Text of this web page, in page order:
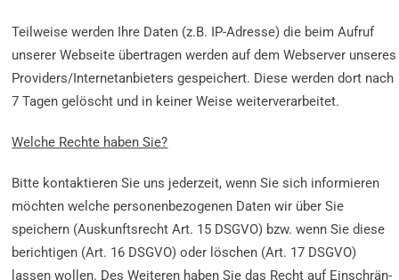
Teilweise werden Ihre Daten (z.B. IP-Adresse) die beim Aufruf
unserer Webseite übertragen werden auf dem Webserver unseres
Providers/Internetanbieters gespeichert. Diese werden dort nach
7 Tagen gelöscht und in keiner Weise weiterverarbeitet.
Welche Rechte haben Sie?
Bitte kon­taktieren Sie uns je­der­zeit, wenn Sie sich informieren
möchten welche per­so­nen­be­zo­genen Daten wir über Sie
speichern (Auskunftsrecht Art. 15 DSGVO) bzw. wenn Sie diese
berichtigen (Art. 16 DSGVO) oder löschen (Art. 17 DSGVO)
lassen wollen. Des Weiteren haben Sie das Recht auf Ein­schrän­